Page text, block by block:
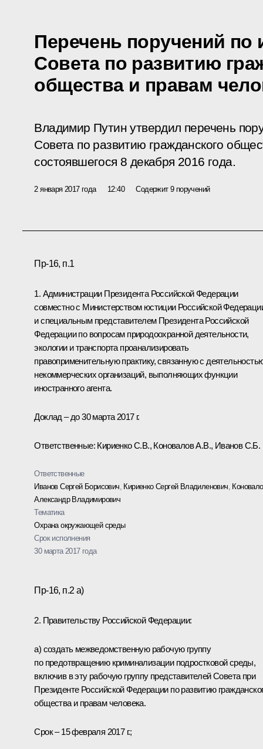
Перечень поручений по
Совета по развитию
общества и правам
Владимир Путин утвердил перечень
Совета по развитию гражданского
состоявшегося 8 декабря 2016 года.
2 января 2017 года 12:40 Содержит 9 поручений
Пр-16, п.1
1. Администрации Президента Российской Федерации
совместно с Министерством юстиции Российской
и специальным представителем Президента Российской
Федерации по вопросам природоохранной деятельности,
экологии и транспорта проанализировать
правоприменительную практику, связанную с
некоммерческих организаций, выполняющих функции
иностранного агента.
Доклад – до 30 марта 2017 г.
Ответственные: Кириенко С.В., Коновалов А.В., Иванов С.Б.
Ответственные
Иванов Сергей Борисович Кириенко Сергей Владиленович
Александр Владимирович
Тематика
Охрана окружающей среды
Срок исполнения
30 марта 2017 года
Пр-16, п.2 а)
2. Правительству Российской Федерации:
а) создать межведомственную рабочую группу
по предотвращению криминализации подростковой среды,
включив в эту рабочую группу представителей Совета при
Президенте Российской Федерации по развитию
общества и правам человека.
Срок – 15 февраля 2017 г.;